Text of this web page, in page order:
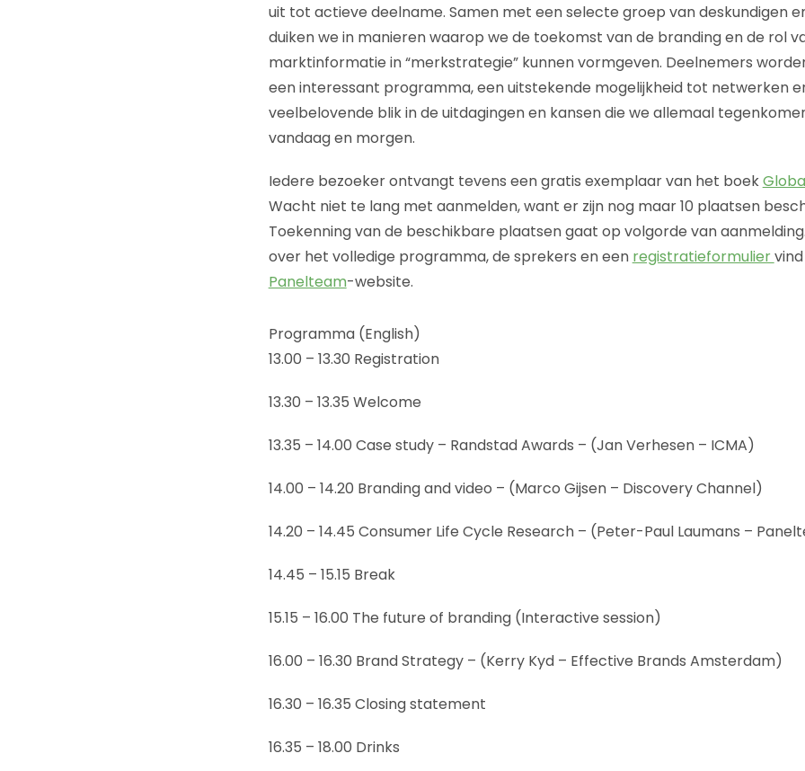
uit tot actieve deelname. Samen met een selecte groep van deskundigen
duiken we in manieren waarop we de toekomst van de branding en de rol
marktinformatie in “merkstrategie” kunnen vormgeven. Deelnemers
een interessant programma, een uitstekende mogelijkheid tot netwerken
veelbelovende blik in de uitdagingen en kansen die we allemaal
vandaag en morgen.
Iedere bezoeker ontvangt tevens een gratis exemplaar van het boek
Wacht niet te lang met aanmelden, want er zijn nog maar 10 plaatsen
Toekenning van de beschikbare plaatsen gaat op volgorde van
over het volledige programma, de sprekers en een registratieformulier
Panelteam-website.
Programma (English)
13.00 – 13.30 Registration
13.30 – 13.35 Welcome
13.35 – 14.00 Case study – Randstad Awards – (Jan Verhesen – ICMA)
14.00 – 14.20 Branding and video – (Marco Gijsen – Discovery Channel)
14.20 – 14.45 Consumer Life Cycle Research – (Peter-Paul Laumans –
14.45 – 15.15 Break
15.15 – 16.00 The future of branding (Interactive session)
16.00 – 16.30 Brand Strategy – (Kerry Kyd – Effective Brands Amsterdam)
16.30 – 16.35 Closing statement
16.35 – 18.00 Drinks